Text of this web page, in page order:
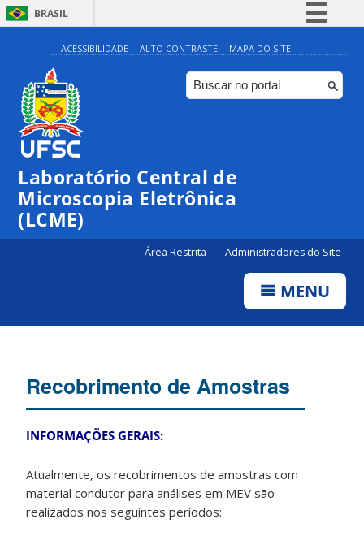
BRASIL
Simplifique!
Comunica BR
Participe
ACESSIBILIDADE ALTO CONTRASTE MAPA DO SITE
Laboratório Central de
Microscopia Eletrônica
(LCME)
Área Restrita Administradores do Site
MENU
Recobrimento de Amostras
INFORMAÇÕES GERAIS:
Atualmente, os recobrimentos de amostras com
material condutor para análises em MEV são
realizados nos seguintes períodos: